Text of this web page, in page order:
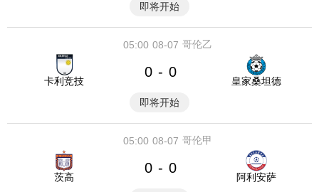
即将开始
08-07
05:00 哥伦乙
卡利竞技
0 - 0
皇家桑坦德
即将开始
08-07
05:00 哥伦甲
茨高
0 - 0
阿利安萨